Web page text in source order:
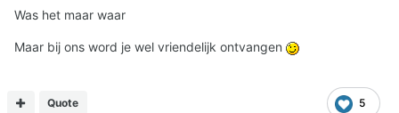
Was het maar waar
Maar bij ons word je wel vriendelijk ontvangen
5
Quote